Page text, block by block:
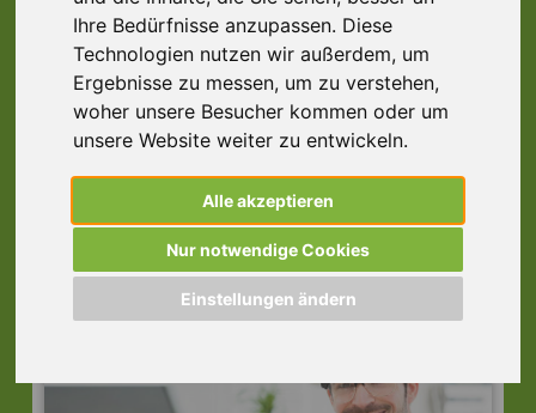
Ihre Bedürfnisse anzupassen. Diese
Technologien nutzen wir außerdem, um
Ergebnisse zu messen, um zu verstehen,
woher unsere Besucher kommen oder um
unsere Website weiter zu entwickeln.
Alle akzeptieren
Nur notwendige Cookies
Einstellungen ändern
Außenhandelskaufmann (m/w/d) Import
Export, Oberursel
61440 Oberursel (Taunus)